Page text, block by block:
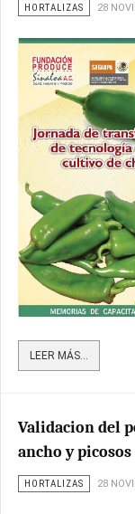
HORTALIZAS 28
LEER MÁS...
Validacion del
ancho y
HORTALIZAS 28